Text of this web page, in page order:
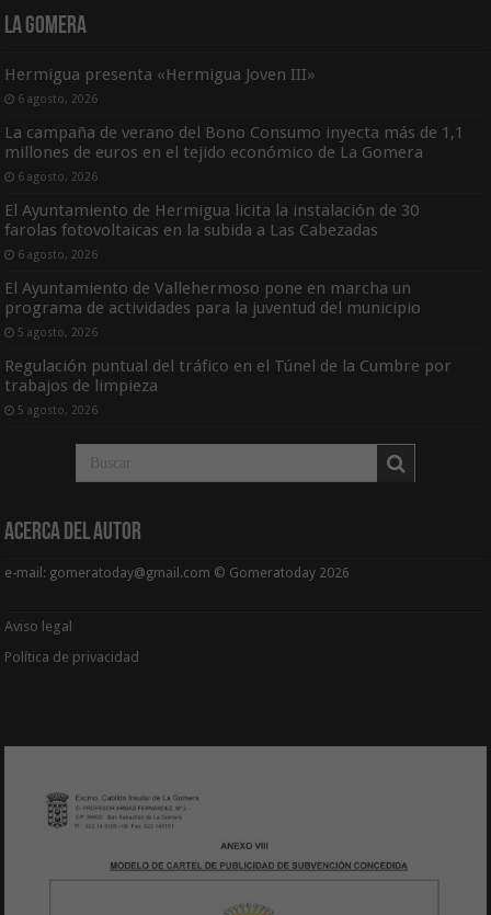
La Gomera
Hermigua presenta «Hermigua Joven III»
6 agosto, 2026
La campaña de verano del Bono Consumo inyecta más de 1,1
millones de euros en el tejido económico de La Gomera
6 agosto, 2026
El Ayuntamiento de Hermigua licita la instalación de 30
farolas fotovoltaicas en la subida a Las Cabezadas
6 agosto, 2026
El Ayuntamiento de Vallehermoso pone en marcha un
programa de actividades para la juventud del municipio
5 agosto, 2026
Regulación puntual del tráfico en el Túnel de la Cumbre por
trabajos de limpieza
5 agosto, 2026
Acerca del Autor
e-mail: gomeratoday@gmail.com © Gomeratoday 2026
Aviso legal
Política de privacidad